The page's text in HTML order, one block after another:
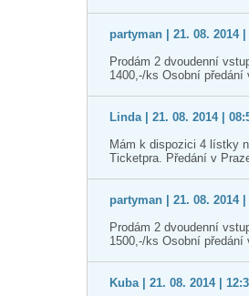
partyman | 21. 08. 2014 |
Prodám 2 dvoudenní
1400,-/ks Osobní
Linda | 21. 08. 2014 |
Mám k dispozici 4 lístky
Ticketpra. Předání v
partyman | 21. 08. 2014 |
Prodám 2 dvoudenní
1500,-/ks Osobní
Kuba | 21. 08. 2014 |